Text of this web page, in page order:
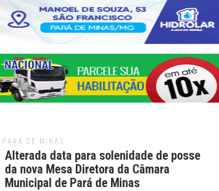
PARÁ DE MINAS
Alterada data para solenidade de posse
da nova Mesa Diretora da Câmara
Municipal de Pará de Minas